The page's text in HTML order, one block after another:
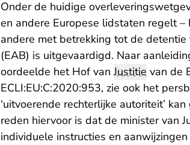
Onder de huidige
en andere Europese lidstaten regelt
andere met betrekking tot de
(EAB) is uitgevaardigd. Naar
oordeelde het Hof vanJustitie van de
ECLI:EU:C:2020:953, zie ook het
‘uitvoerende rechterlijke autoriteit’
reden hiervoor is dat de minister van
individuele instructies en